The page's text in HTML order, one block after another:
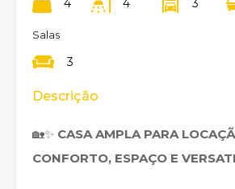
Salas
3
Descrição
🏡✨ CASA AMPLA PARA
CONFORTO, ESPAÇO E